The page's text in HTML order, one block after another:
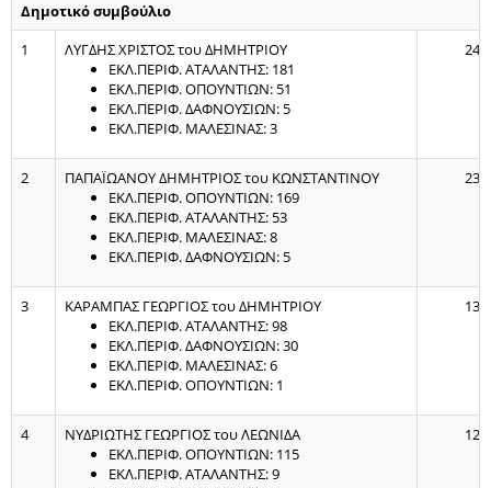
Δημοτικό συμβούλιο
1
ΛΥΓΔΗΣ ΧΡΙΣΤΟΣ του ΔΗΜΗΤΡΙΟΥ
ΕΚΛ.ΠΕΡΙΦ. ΑΤΑΛΑΝΤΗΣ: 181
ΕΚΛ.ΠΕΡΙΦ. ΟΠΟΥΝΤΙΩΝ: 51
ΕΚΛ.ΠΕΡΙΦ. ΔΑΦΝΟΥΣΙΩΝ: 5
ΕΚΛ.ΠΕΡΙΦ. ΜΑΛΕΣΙΝΑΣ: 3
240
2
ΠΑΠΑΪΩΑΝΟΥ ΔΗΜΗΤΡΙΟΣ του ΚΩΝΣΤΑΝΤΙΝΟΥ
ΕΚΛ.ΠΕΡΙΦ. ΟΠΟΥΝΤΙΩΝ: 169
ΕΚΛ.ΠΕΡΙΦ. ΑΤΑΛΑΝΤΗΣ: 53
ΕΚΛ.ΠΕΡΙΦ. ΜΑΛΕΣΙΝΑΣ: 8
ΕΚΛ.ΠΕΡΙΦ. ΔΑΦΝΟΥΣΙΩΝ: 5
235
3
ΚΑΡΑΜΠΑΣ ΓΕΩΡΓΙΟΣ του ΔΗΜΗΤΡΙΟΥ
ΕΚΛ.ΠΕΡΙΦ. ΑΤΑΛΑΝΤΗΣ: 98
ΕΚΛ.ΠΕΡΙΦ. ΔΑΦΝΟΥΣΙΩΝ: 30
ΕΚΛ.ΠΕΡΙΦ. ΜΑΛΕΣΙΝΑΣ: 6
ΕΚΛ.ΠΕΡΙΦ. ΟΠΟΥΝΤΙΩΝ: 1
135
4
ΝΥΔΡΙΩΤΗΣ ΓΕΩΡΓΙΟΣ του ΛΕΩΝΙΔΑ
ΕΚΛ.ΠΕΡΙΦ. ΟΠΟΥΝΤΙΩΝ: 115
ΕΚΛ.ΠΕΡΙΦ. ΑΤΑΛΑΝΤΗΣ: 9
129